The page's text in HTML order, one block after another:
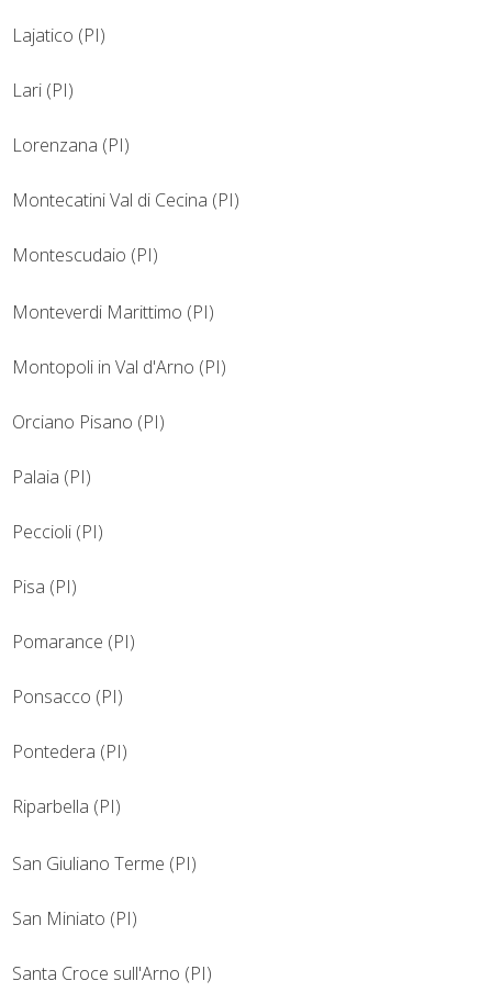
Lajatico (PI)
Lari (PI)
Lorenzana (PI)
Montecatini Val di Cecina (PI)
Montescudaio (PI)
Monteverdi Marittimo (PI)
Montopoli in Val d'Arno (PI)
Orciano Pisano (PI)
Palaia (PI)
Peccioli (PI)
Pisa (PI)
Pomarance (PI)
Ponsacco (PI)
Pontedera (PI)
Riparbella (PI)
San Giuliano Terme (PI)
San Miniato (PI)
Santa Croce sull'Arno (PI)